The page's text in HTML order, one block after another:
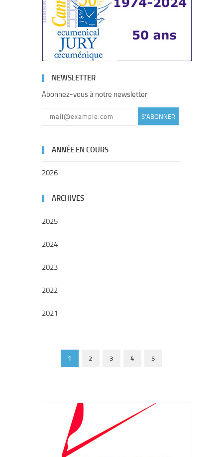
NEWSLETTER
Abonnez-vous à notre newsletter
S'ABONNER
ANNÉE EN COURS
2026
ARCHIVES
2025
2024
2023
2022
2021
1 2 3 4 5